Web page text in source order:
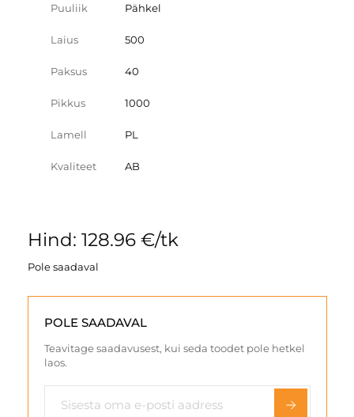
Puuliik Pähkel
Laius 500
Paksus 40
Pikkus 1000
Lamell PL
Kvaliteet AB
Hind: 128.96 €/tk
Pole saadaval
POLE SAADAVAL
Teavitage saadavusest, kui seda toodet pole hetkel
laos.